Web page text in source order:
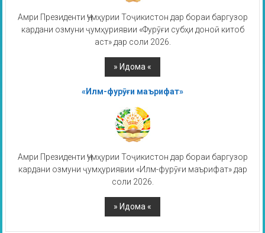
Амри Президенти Ҷумҳурии Тоҷикистон дар бораи баргузор
кардани озмуни ҷумҳуриявии «Фурӯғи субҳи доноӣ китоб
аст» дар соли 2026.
«Илм-фурӯғи маърифат»
Амри Президенти Ҷумҳурии Тоҷикистон дар бораи баргузор
кардани озмуни ҷумҳуриявии «Илм-фурӯғи маърифат» дар
соли 2026.